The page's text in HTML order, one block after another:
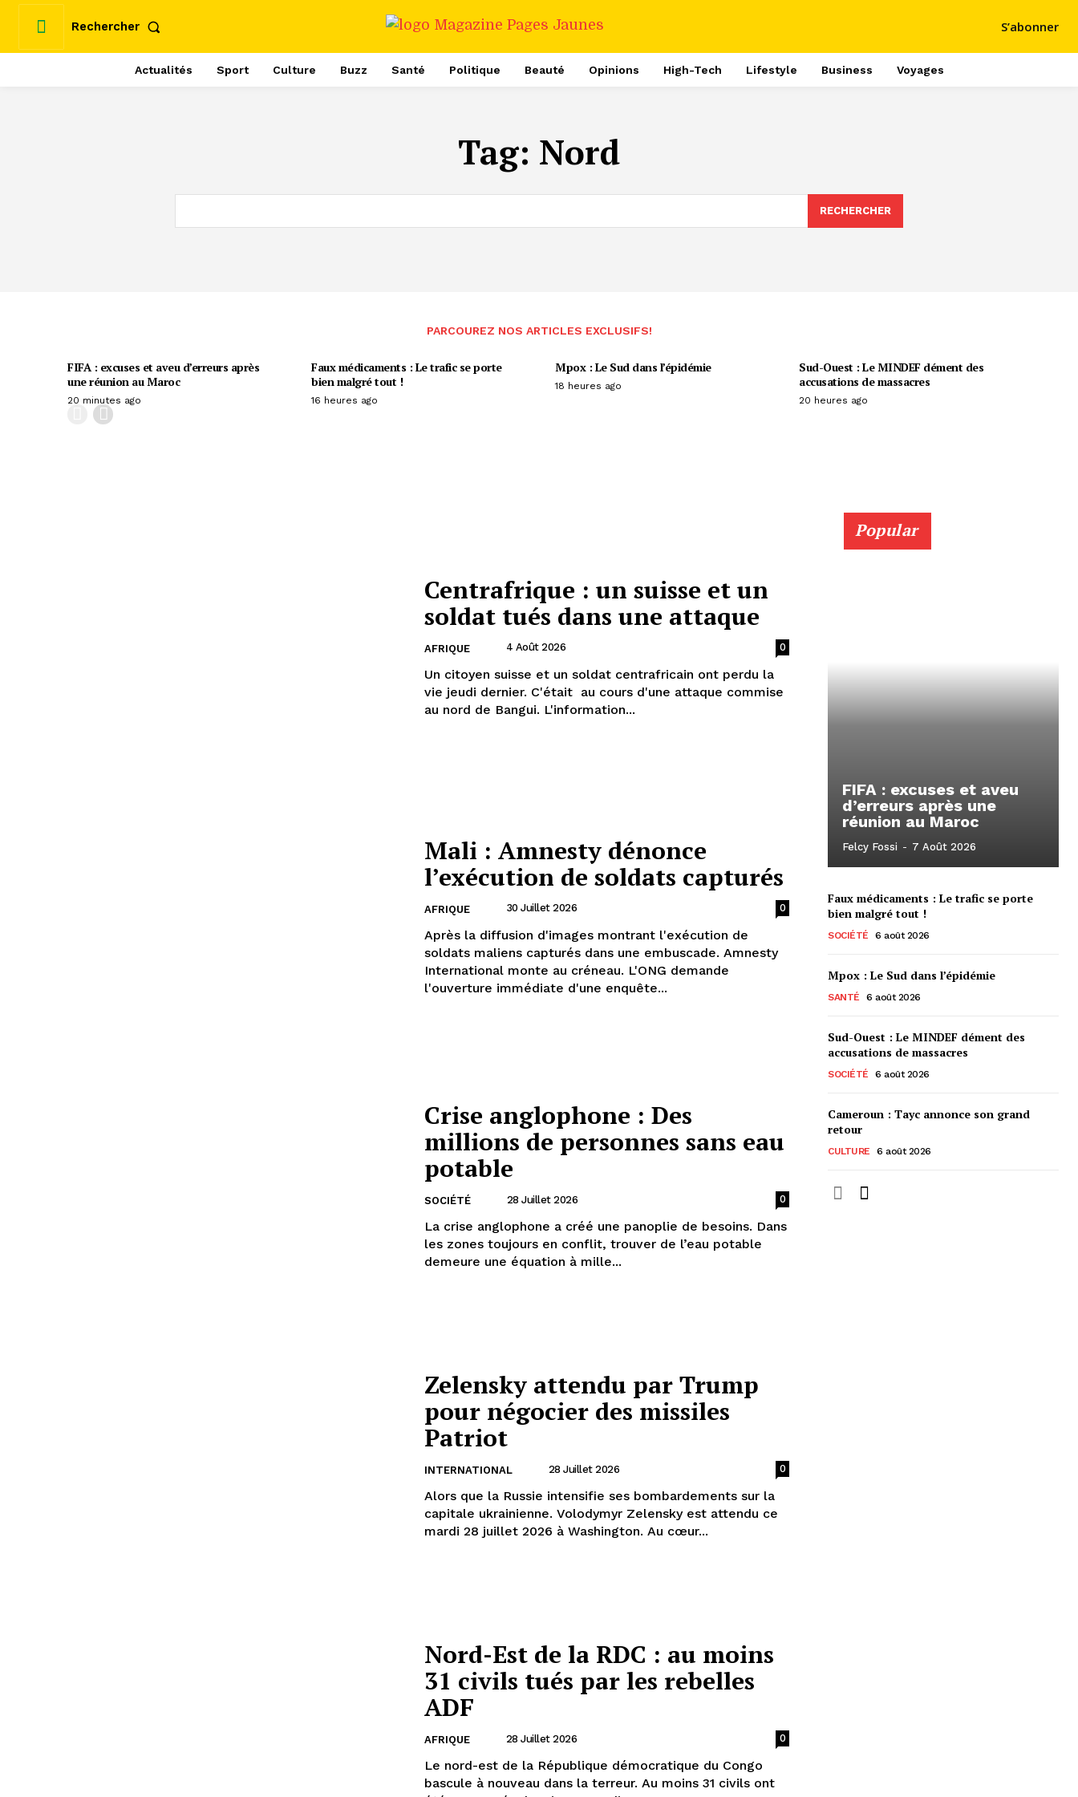
Rechercher S’abonner
Actualités Sport Culture Buzz Santé Politique Beauté Opinions High-Tech Lifestyle Business Voyages
Tag: Nord
RECHERCHER
PARCOUREZ NOS ARTICLES EXCLUSIFS!
FIFA : excuses et aveu d’erreurs après
une réunion au Maroc
20 minutes ago
Faux médicaments : Le trafic se porte
bien malgré tout !
16 heures ago
Mpox : Le Sud dans l’épidémie
18 heures ago
Sud-Ouest : Le MINDEF dément des
accusations de massacres
20 heures ago
Centrafrique : un suisse et un
soldat tués dans une attaque
AFRIQUE 4 Août 2026 0
Un citoyen suisse et un soldat centrafricain ont perdu la
vie jeudi dernier. C'était au cours d'une attaque commise
au nord de Bangui. L'information...
Mali : Amnesty dénonce
l’exécution de soldats capturés
AFRIQUE 30 Juillet 2026 0
Après la diffusion d'images montrant l'exécution de
soldats maliens capturés dans une embuscade. Amnesty
International monte au créneau. L'ONG demande
l'ouverture immédiate d'une enquête...
Crise anglophone : Des
millions de personnes sans eau
potable
SOCIÉTÉ 28 Juillet 2026 0
La crise anglophone a créé une panoplie de besoins. Dans
les zones toujours en conflit, trouver de l’eau potable
demeure une équation à mille...
Zelensky attendu par Trump
pour négocier des missiles
Patriot
INTERNATIONAL 28 Juillet 2026 0
Alors que la Russie intensifie ses bombardements sur la
capitale ukrainienne. Volodymyr Zelensky est attendu ce
mardi 28 juillet 2026 à Washington. Au cœur...
Nord-Est de la RDC : au moins
31 civils tués par les rebelles
ADF
AFRIQUE 28 Juillet 2026 0
Le nord-est de la République démocratique du Congo
bascule à nouveau dans la terreur. Au moins 31 civils ont
Popular
FIFA : excuses et aveu
d’erreurs après une
réunion au Maroc
Felcy Fossi - 7 Août 2026
Faux médicaments : Le trafic se porte
bien malgré tout !
SOCIÉTÉ 6 août 2026
Mpox : Le Sud dans l’épidémie
SANTÉ 6 août 2026
Sud-Ouest : Le MINDEF dément des
accusations de massacres
SOCIÉTÉ 6 août 2026
Cameroun : Tayc annonce son grand
retour
CULTURE 6 août 2026